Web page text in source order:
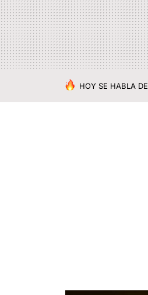
HOY SE HABLA DE